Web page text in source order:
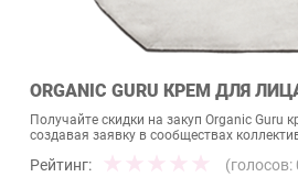
ОRGANIC GURU КРЕМ ДЛЯ
Получайте скидки на закуп Оrganic Guru
создавая заявку в сообществах
Рейтинг: (голосов: